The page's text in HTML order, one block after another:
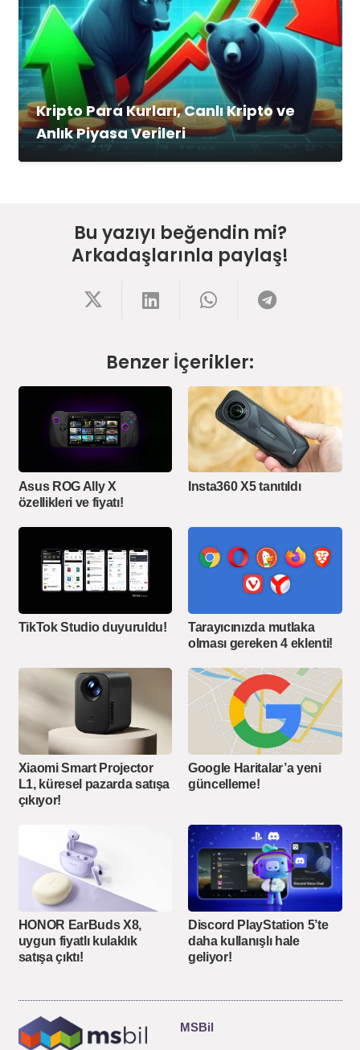
Kripto Para Kurları, Canlı Kripto ve
Anlık Piyasa Verileri
Bu yazıyı beğendin mi?
Arkadaşlarınla paylaş!
Benzer İçerikler:
Asus ROG Ally X
özellikleri ve fiyatı!
Insta360 X5 tanıtıldı
TikTok Studio duyuruldu!
Tarayıcınızda mutlaka
olması gereken 4 eklenti!
Xiaomi Smart Projector
L1, küresel pazarda satışa
çıkıyor!
Google Haritalar’a yeni
güncelleme!
HONOR EarBuds X8,
uygun fiyatlı kulaklık
satışa çıktı!
Discord PlayStation 5’te
daha kullanışlı hale
geliyor!
MSBil